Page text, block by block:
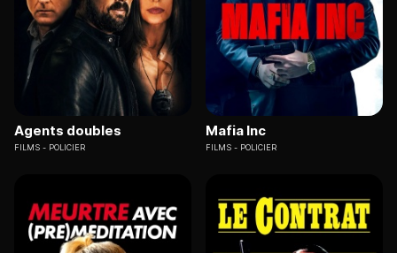
Agents doubles
FILMS POLICIER
Mafia Inc
FILMS POLICIER